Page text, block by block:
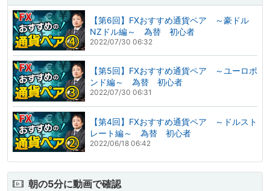
【第6回】FXおすすめ通貨ペア ～豪ドル
NZドル編～ 為替 初心者
2022/07/30 06:32
【第5回】FXおすすめ通貨ペア ～ユーロポ
ンド編～ 為替 初心者
2022/07/30 06:31
【第4回】FXおすすめ通貨ペア ～ドルスト
レート編～ 為替 初心者
2022/06/18 06:42
朝の5分に動画で確認